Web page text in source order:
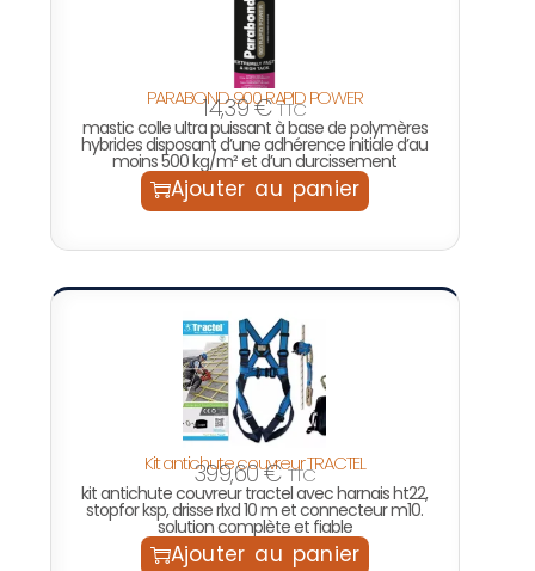
PARABOND 900 RAPID POWER
14,39€ TTC
mastic colle ultra puissant à base de polymères
hybrides disposant d’une adhérence initiale d’au
moins 500 kg/m² et d’un durcissement
Ajouter au panier
Kit antichute couvreur TRACTEL
399,60€ TTC
kit antichute couvreur tractel avec harnais ht22,
stopfor ksp, drisse rlxd 10 m et connecteur m10.
solution complète et fiable
Ajouter au panier